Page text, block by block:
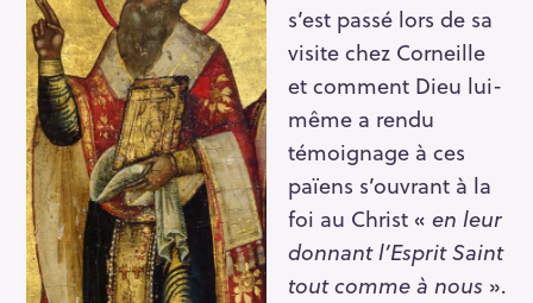
s’est passé lors de sa
visite chez Corneille
et comment Dieu lui-
même a rendu
témoignage à ces
païens s’ouvrant à la
foi au Christ « en leur
donnant l’Esprit Saint
tout comme à nous ».